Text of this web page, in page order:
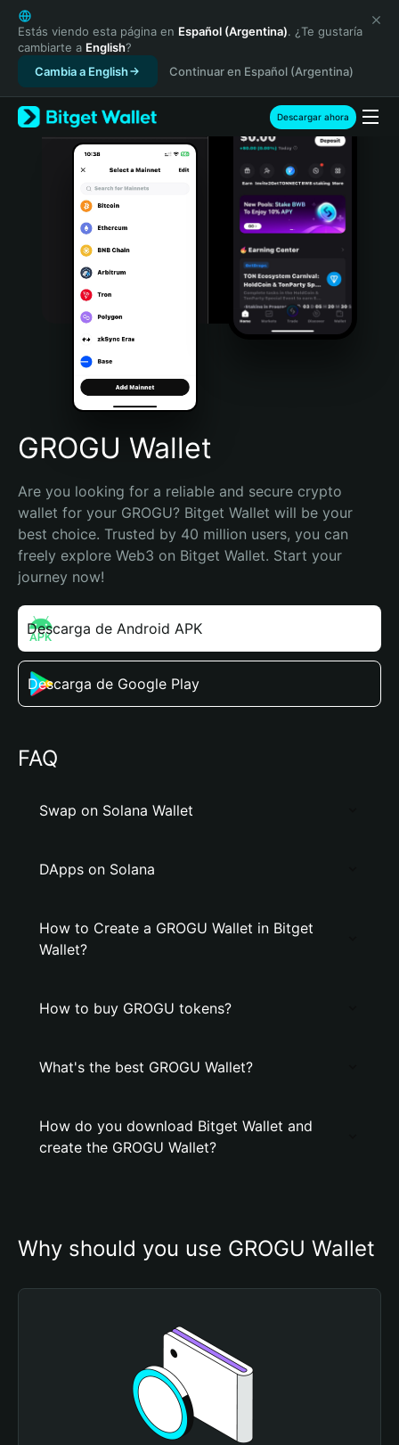
English
日本語
Tiếng Việt
Русский
Español (Latinoamérica)
Türkçe
Italiano
Português (Portugal)
Bahasa Indonesia
Português (Brasil)
Español (Argentina)
Estás viendo esta página en Español (Argentina). ¿Te gustaría
cambiarte a English?
Cambia a English
Continuar en Español (Argentina)
Descargar ahora
GROGU Wallet
Are you looking for a reliable and secure crypto
wallet for your GROGU? Bitget Wallet will be your
best choice. Trusted by 40 million users, you can
freely explore Web3 on Bitget Wallet. Start your
journey now!
Descarga de Android APK
Descarga de Google Play
FAQ
Swap on Solana Wallet
DApps on Solana
How to Create a GROGU Wallet in Bitget
Wallet?
How to buy GROGU tokens?
What's the best GROGU Wallet?
How do you download Bitget Wallet and
create the GROGU Wallet?
Why should you use GROGU Wallet